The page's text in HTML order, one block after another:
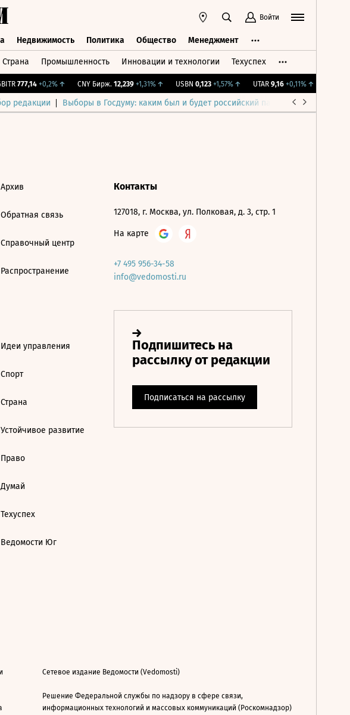
Войти
Недвижимость Политика Общество Менеджмент
Страна Промышленность Инновации и технологии Техуспех
777,14 +0,2%↑ CNY Бирж. 12,239 +1,31%↑ USBN 0,123 +1,57%↑ UTAR 9,16 +0,11%↑
редакции Выборы в Госдуму: каким был и будет российский парламент
Архив
Обратная связь
Справочный центр
Распространение
Идеи управления
Спорт
Страна
Устойчивое развитие
Право
Думай
Техуспех
Ведомости Юг
Контакты
127018, г. Москва, ул. Полковая, д. 3, стр. 1
На карте
+7 495 956-34-58
info@vedomosti.ru
Сетевое издание Ведомости (Vedomosti)
Решение Федеральной службы по надзору в сфере связи,
информационных технологий и массовых коммуникаций (Роскомнадзор)